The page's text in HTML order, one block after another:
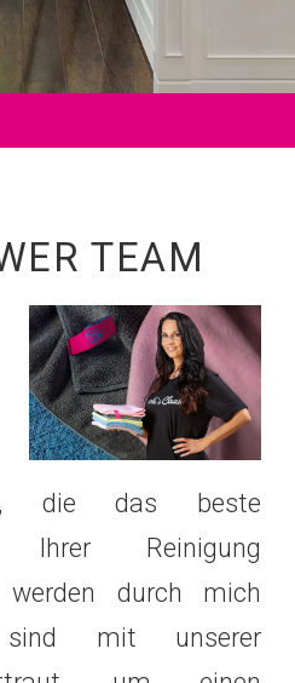
TEAM
die das beste
Ihrer Reinigung
werden durch mich
mit unserer